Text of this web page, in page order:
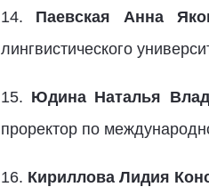
14. Паевская Анна
лингвистического
15. Юдина Наталья
проректор по
16. Кириллова Лидия